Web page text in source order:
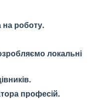
роботу.
локальні
професій.